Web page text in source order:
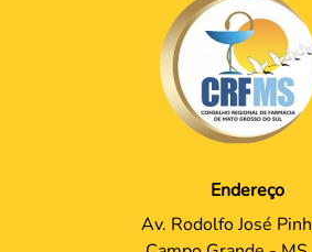
Endereço
Av. Rodolfo José